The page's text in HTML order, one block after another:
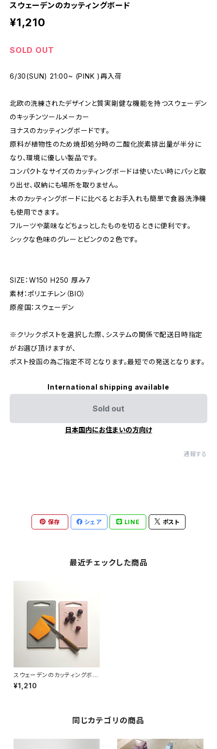
スウェーデンのカッティングボード
¥1,210
SOLD OUT
6/30(SUN) 21:00~ (PINK )再入荷
北欧の洗練されたデザインと質実剛健な機能を持つスウェーデン
のキッチンツールメーカー
ヨナスのカッティングボードです。
原料が植物性のため焼却処分時の二酸化炭素排出量が半分に
なり、環境に優しい製品です。
コンパクトなサイズのカッティングボードは使いたい時にパッと取
り出せ、収納にも場所を取りません。
木のカッティングボードに比べるとお手入れも簡単で食器洗浄機
も使用できます。
フルーツや薬味などちょっとしたものを切るときに便利です。
シックな色味のグレーとピンクの２色です。
SIZE：W150 H250 厚み7
素材：ポリエチレン（BIO）
原産国：スウェーデン
※クリックポストを選択した際、システムの関係で配送日時指定
がお選び頂けますが、
ポスト投函の為ご指定不可となります。最短での発送となります。
International shipping available
Sold out
日本国内にお住まいの方向け
通報する
保存 シェア LINE ポスト
最近チェックした商品
スウェーデンのカッティングボー
ド
¥1,210
同じカテゴリの商品